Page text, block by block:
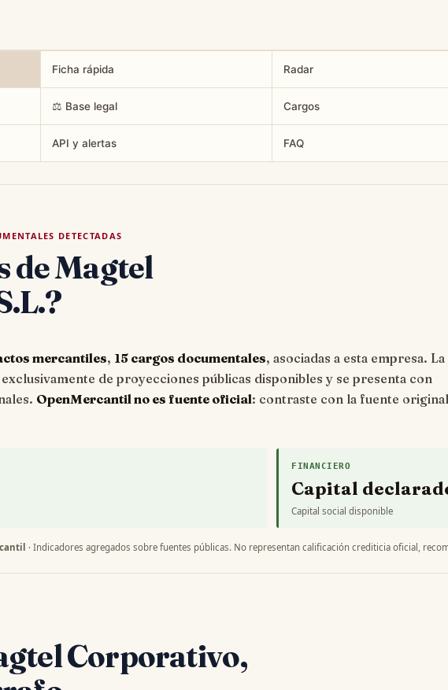
Ficha rápida Radar
⚖️ Base legal Cargos
API y alertas FAQ
DETECTADAS
de Magtel
mercantiles, 15 cargos documentales, asociadas a esta empresa. La
de proyecciones públicas disponibles y se presenta con
OpenMercantil no es fuente oficial: contraste con la fuente original
FINANCIERO
Capital
Capital social disponible
· Indicadores agregados sobre fuentes públicas. No representan calificación crediticia oficial,
Corporativo,